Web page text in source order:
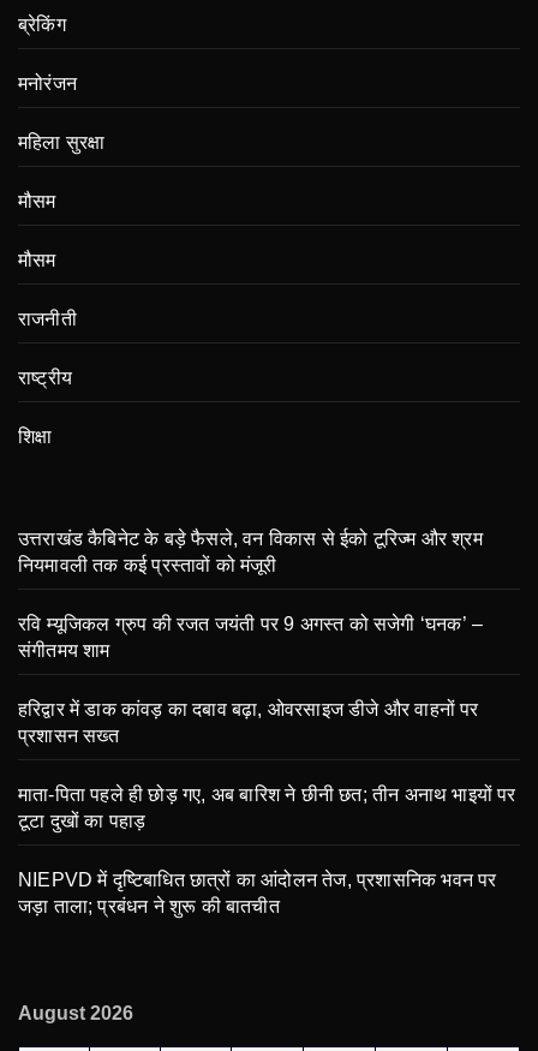
ब्रेकिंग
मनोरंजन
महिला सुरक्षा
मौसम
मौसम
राजनीती
राष्ट्रीय
शिक्षा
उत्तराखंड कैबिनेट के बड़े फैसले, वन विकास से ईको टूरिज्म और श्रम
नियमावली तक कई प्रस्तावों को मंजूरी
रवि म्यूजिकल ग्रुप की रजत जयंती पर 9 अगस्त को सजेगी ‘घनक’ –
संगीतमय शाम
हरिद्वार में डाक कांवड़ का दबाव बढ़ा, ओवरसाइज डीजे और वाहनों पर
प्रशासन सख्त
माता-पिता पहले ही छोड़ गए, अब बारिश ने छीनी छत; तीन अनाथ भाइयों पर
टूटा दुखों का पहाड़
NIEPVD में दृष्टिबाधित छात्रों का आंदोलन तेज, प्रशासनिक भवन पर
जड़ा ताला; प्रबंधन ने शुरू की बातचीत
August 2026